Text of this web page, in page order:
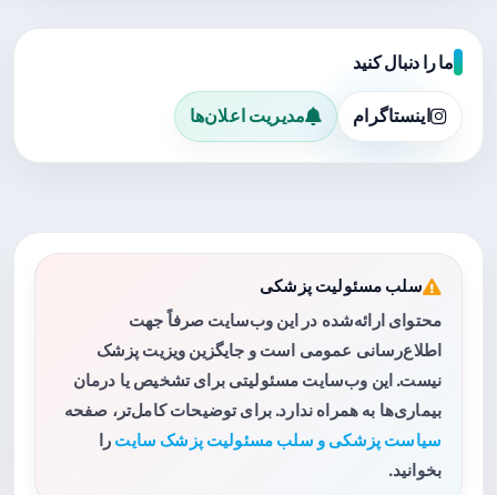
ما را دنبال کنید
اینستاگرام مدیریت اعلان‌ها
سلب مسئولیت پزشکی
محتوای ارائه‌شده در این وب‌سایت صرفاً جهت
اطلاع‌رسانی عمومی است و جایگزین ویزیت پزشک
نیست. این وب‌سایت مسئولیتی برای تشخیص یا درمان
بیماری‌ها به همراه ندارد. برای توضیحات کامل‌تر، صفحه
سیاست پزشکی و سلب مسئولیت پزشک سایت را
بخوانید.